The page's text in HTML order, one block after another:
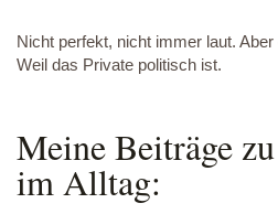
Nicht perfekt, nicht immer laut. Aber
Weil das Private politisch ist.
Meine Beiträge
im Alltag: